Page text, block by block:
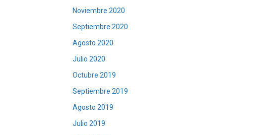
Noviembre 2020
Septiembre 2020
Agosto 2020
Julio 2020
Octubre 2019
Septiembre 2019
Agosto 2019
Julio 2019